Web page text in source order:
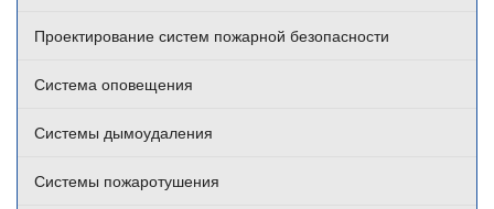
Проектирование систем пожарной безопасности
Система оповещения
Системы дымоудаления
Системы пожаротушения